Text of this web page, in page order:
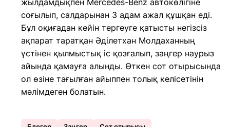
жылдамдықпен Mercedes-Benz автокөлігіне
соғылып, салдарынан 3 адам ажал құшқан еді.
Бұл оқиғадан кейін тергеуге қатысты негізсіз
ақпарат таратқан Әділетхан Молдаханның
үстінен қылмыстық іс қозғалып, заңгер наурыз
айында қамауға алынды. Өткен сот отырысында
ол өзіне тағылған айыппен толық келісетінін
мәлімдеген болатын.